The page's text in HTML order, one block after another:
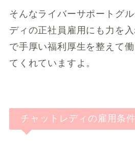
そんなライバーサポートグ
ディの正社員雇用にも力を
で手厚い福利厚生を整えて
てくれていますよ。
チャットレディの雇用条